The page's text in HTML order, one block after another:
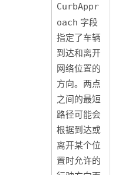
CurbAppr
oach 字段
指定了车辆
到达和离开
网络位置的
方向。两点
之间的最短
路径可能会
根据到达或
离开某个位
置时允许的